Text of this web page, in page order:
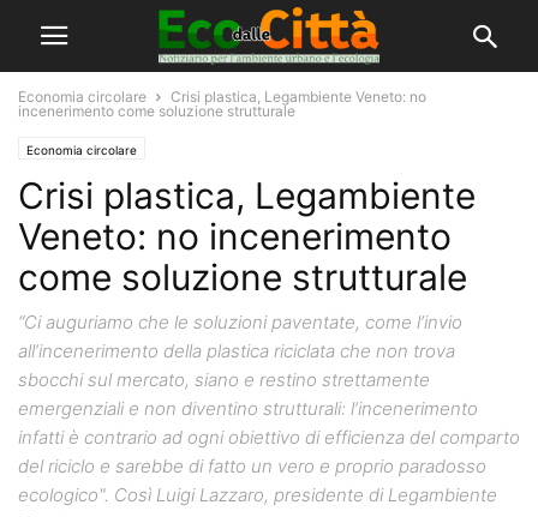
Economia circolare
Crisi plastica, Legambiente Veneto: no
incenerimento come soluzione strutturale
Economia circolare
Crisi plastica, Legambiente
Veneto: no incenerimento
come soluzione strutturale
“Ci auguriamo che le soluzioni paventate, come l’invio
all’incenerimento della plastica riciclata che non trova
sbocchi sul mercato, siano e restino strettamente
emergenziali e non diventino strutturali: l’incenerimento
infatti è contrario ad ogni obiettivo di efficienza del comparto
del riciclo e sarebbe di fatto un vero e proprio paradosso
ecologico". Così Luigi Lazzaro, presidente di Legambiente